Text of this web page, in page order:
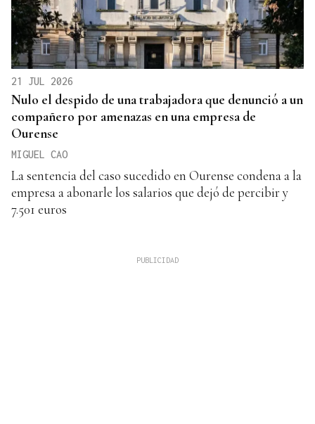
21 JUL 2026
Nulo el despido de una trabajadora que denunció a un
compañero por amenazas en una empresa de
Ourense
MIGUEL CAO
La sentencia del caso sucedido en Ourense condena a la
empresa a abonarle los salarios que dejó de percibir y
7.501 euros